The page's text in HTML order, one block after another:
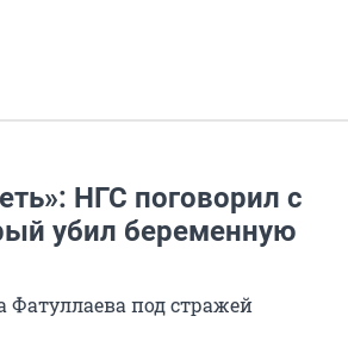
НГС поговорил с
убил беременную
Фатуллаева под стражей